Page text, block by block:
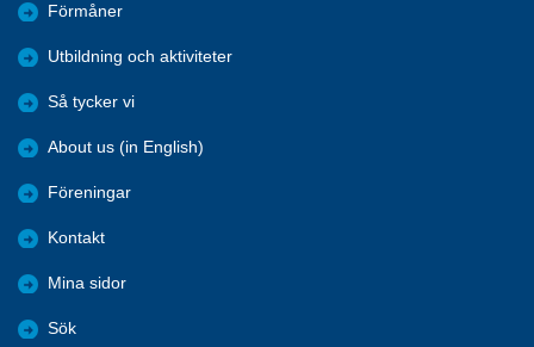
Förmåner
Utbildning och aktiviteter
Så tycker vi
About us (in English)
Föreningar
Kontakt
Mina sidor
Sök